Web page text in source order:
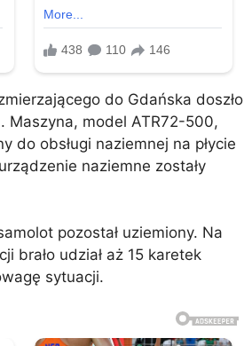
do Gdańska doszło
Maszyna, model ATR72-500,
do obsługi naziemnej na płycie
naziemne zostały
pozostał uziemiony. Na
brało udział aż 15 karetek
sytuacji.